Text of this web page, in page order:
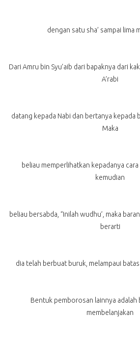
dengan satu sha’ sampai lima
Dari Amru bin Syu’aib dari bapaknya dari
A’rabi
datang kepada Nabi dan bertanya kepada
Maka
beliau memperlihatkan kepadanya cara
kemudian
beliau bersabda, “Inilah wudhu’, maka
berarti
dia telah berbuat buruk, melampaui
Bentuk pemborosan lainnya adalah
membelanjakan